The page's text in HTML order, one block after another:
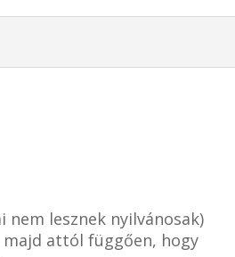
nem lesznek nyilvánosak)
attól függően, hogy